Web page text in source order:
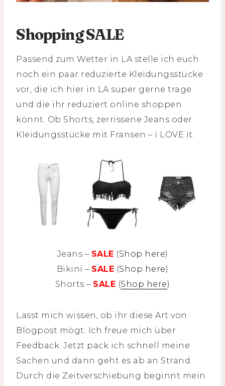
Shopping SALE
Passend zum Wetter in LA stelle ich euch
noch ein paar reduzierte Kleidungsstücke
vor, die ich hier in LA super gerne trage
und die ihr reduziert online shoppen
könnt. Ob Shorts, zerrissene Jeans oder
Kleidungsstücke mit Fransen – i LOVE it.
Jeans – SALE (Shop here)
Bikini – SALE (Shop here)
Shorts – SALE (Shop here)
Lasst mich wissen, ob ihr diese Art von
Blogpost mögt. Ich freue mich über
Feedback. Jetzt pack ich schnell meine
Sachen und dann geht es ab an Strand.
Durch die Zeitverschiebung beginnt mein